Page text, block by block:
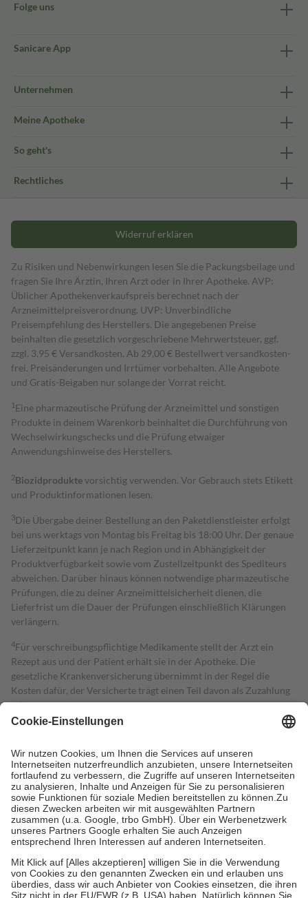
Folge uns
Sanicare App
Unternehmen
Meine Apotheke
So geht's
Rechtliches
Widerruf erklären
Zu Risiken und Nebenwirkungen lesen Sie die Packungsbeilage und
fragen Sie Ihre Ärztin, Ihren Arzt oder in Ihrer Apotheke. AVP:
Üblicher Apothekenverkaufspreis berechnet nach der
Arzneimittelpreisverordnung. UVP: Unverbindliche
Preisempfehlung des Herstellers. Die angegebenen Preise
beinhalten die gesetzlich vorgeschriebene Mehrwertsteuer, ggf.
zzgl. 3,95 € Versandkosten. Ab 29,00 € Bestell­wert versand­kosten­
frei. Preisänderungen und Irrtümer vorbehalten. Alle Angebote
und Gratis-Beigaben nur solange der Vorrat reicht.
1 Eine pharmazeutische Prüfung der Arzneimittel und sonstigen
Produkte in deinem Warenkorb beinhaltet die Durchführung von
Wechselwirkungschecks und die Prüfung etwaiger
Anwendungshinweise des Herstellers.
2Biozidproduktevorsichtig verwenden. Vor Gebrauch stets Etikett
und Produktinformationen lesen.
3Die Übergabe deiner Bestellung an den Paketdienstleister erfolgt
bei uns werktags von Montag bis Freitag bis 18:00 Uhr. Der genaue
Lieferzeitpunkt kann je nach Region und in Abhängigkeit der
Produktverfügbarkeit sowie vom Zustellzeitpunkt des Spediteurs
abweichen. Darüber hinaus können notwendige pharmazeutische
Prüfungen, die zu deiner Arzneimittelsicherheit dienen, die
Lieferfrist um die Dauer der Prüfungen einschließlich Klärungen
verlängern.
4Für verschreibungspflichtige Medikamente stellt der Arzt ein
Rezept aus und der Patient erhält sie in der Apotheke. Die
gesetzliche Krankenversicherung übernimmt in der Regel die
Kosten dafür, der Versicherte trägt einen Teil davon als Zuzahlung
mit.
Grundsätzlich leisten Mitglieder Zuzahlungen in Höhe von zehn
höchstens zehn Euro.
Es sind jedoch nie mehr als die tatsächlichen
Kosten der Leistung zu entrichten.
Diese Regeln gelten grundsätzlich auch für Online-Apotheken.
Bei Heilmitteln und häuslicher Krankenpflege beträgt die
Zuzahlung zehn Prozent der Kosten sowie zehn Euro je
Verordnung.
Um das Engagement der Versicherten für ihre eigene Gesundheit zu
stärken und die besondere Stellung der Familie zu unterstützen,
fallenkeine Zuzahlungenan bei:
• Kindern und Jugendlichen bis zum vollendeten 18. Lebensjahr
mit Ausnahme der Fahrkosten